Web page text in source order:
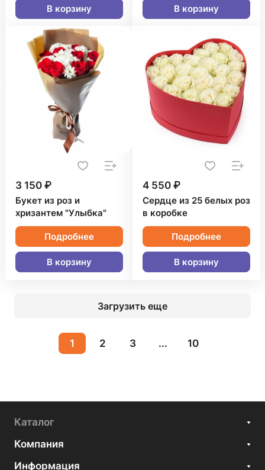
В корзину В корзину
3 150 ₽
Букет из роз и
хризантем "Улыбка"
Подробнее
В корзину
4 550 ₽
Сердце из 25 белых роз
в коробке
Подробнее
В корзину
Загрузить еще
1 2 3 ... 10
Каталог
Компания
Информация